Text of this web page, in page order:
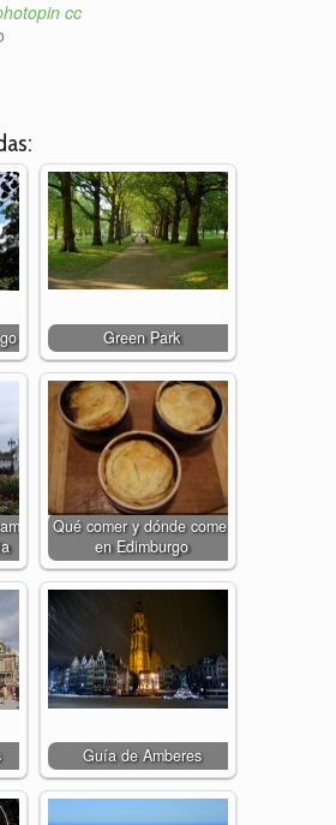
cc
Green Park
Qué comer y dónde comer
en Edimburgo
Guía de Amberes